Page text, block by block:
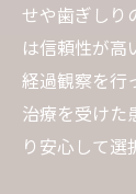
せや歯ぎしり
は信頼性が高
経過観察を行
治療を受けた
り安心して選